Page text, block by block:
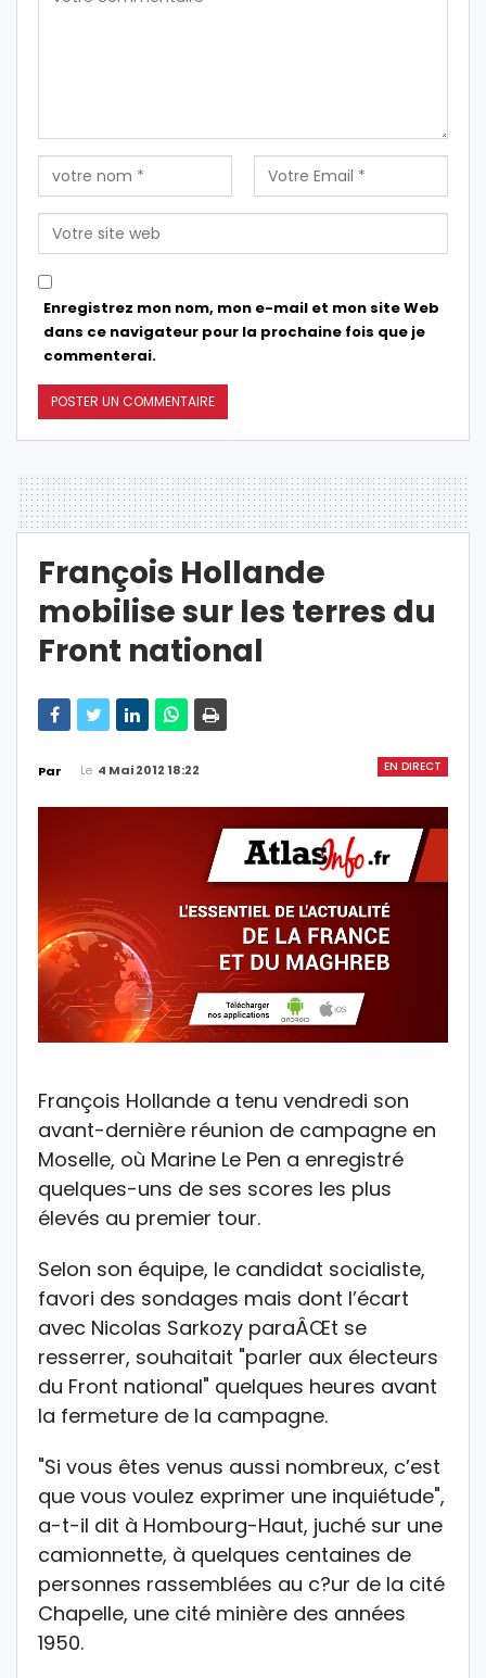
Enregistrez mon nom, mon e-mail et mon site Web
dans ce navigateur pour la prochaine fois que je
commenterai.
François Hollande
mobilise sur les terres du
Front national
EN DIRECT
Par Le 4 Mai 2012 18:22
François Hollande a tenu vendredi son
avant-dernière réunion de campagne en
Moselle, où Marine Le Pen a enregistré
quelques-uns de ses scores les plus
élevés au premier tour.
Selon son équipe, le candidat socialiste,
favori des sondages mais dont l’écart
avec Nicolas Sarkozy paraÂŒt se
resserrer, souhaitait "parler aux électeurs
du Front national" quelques heures avant
la fermeture de la campagne.
"Si vous êtes venus aussi nombreux, c’est
que vous voulez exprimer une inquiétude",
a-t-il dit à Hombourg-Haut, juché sur une
camionnette, à quelques centaines de
personnes rassemblées au c?ur de la cité
Chapelle, une cité minière des années
1950.